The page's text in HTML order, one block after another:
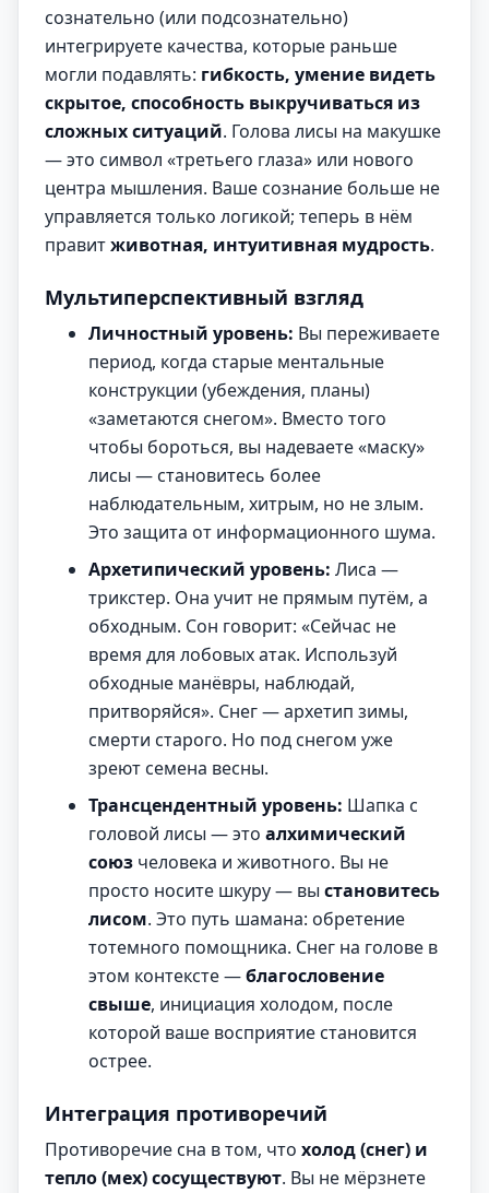
сознательно (или подсознательно)
интегрируете качества, которые раньше
могли подавлять: гибкость, умение видеть
скрытое, способность выкручиваться из
сложных ситуаций. Голова лисы на макушке
— это символ «третьего глаза» или нового
центра мышления. Ваше сознание больше не
управляется только логикой; теперь в нём
правитживотная, интуитивная мудрость.
Мультиперспективный взгляд
Личностный уровень: Вы переживаете
период, когда старые ментальные
конструкции (убеждения, планы)
«заметаются снегом». Вместо того
чтобы бороться, вы надеваете «маску»
лисы — становитесь более
наблюдательным, хитрым, но не злым.
Это защита от информационного шума.
Архетипический уровень: Лиса —
трикстер. Она учит не прямым путём, а
обходным. Сон говорит: «Сейчас не
время для лобовых атак. Используй
обходные манёвры, наблюдай,
притворяйся». Снег — архетип зимы,
смерти старого. Но под снегом уже
зреют семена весны.
Трансцендентный уровень: Шапка с
головой лисы — это алхимический
союз человека и животного. Вы не
просто носите шкуру — вы становитесь
лисом. Это путь шамана: обретение
тотемного помощника. Снег на голове в
этом контексте —благословение
свыше, инициация холодом, после
которой ваше восприятие становится
острее.
Интеграция противоречий
Противоречие сна в том, что холод (снег) и
тепло (мех) сосуществуют. Вы не мёрзнете